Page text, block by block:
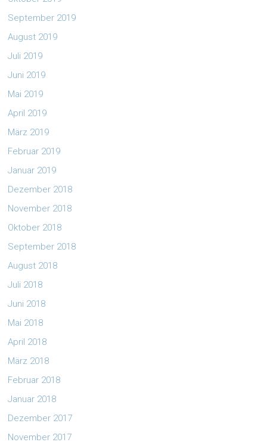
September 2019
August 2019
Juli 2019
Juni 2019
Mai 2019
April 2019
März 2019
Februar 2019
Januar 2019
Dezember 2018
November 2018
Oktober 2018
September 2018
August 2018
Juli 2018
Juni 2018
Mai 2018
April 2018
März 2018
Februar 2018
Januar 2018
Dezember 2017
November 2017